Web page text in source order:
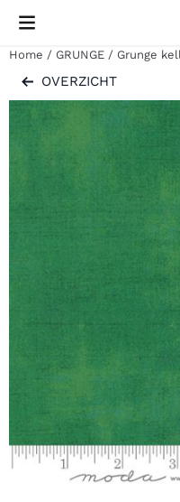
Cookievoorkeuren zijn
Home / GRUNGE / Grunge
OVERZICHT